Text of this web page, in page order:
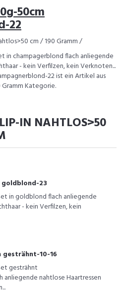
50cm
22
cm / 190 Gramm /
in champagerblond flach anliegende
- kein Verfilzen, kein Verknoten...
22 ist ein Artikel aus
Kategorie.
IN NAHTLOS>50
23
in goldblond flach anliegende
- kein Verfilzen, kein
10-16
gesträhnt
nahtlose Haartressen